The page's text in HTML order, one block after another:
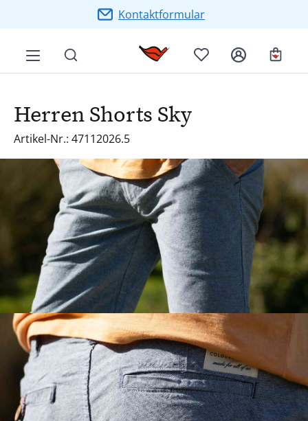
Zum Hauptinhalt springenKontaktformular
Herren Shorts Sky
Artikel-Nr.: 47112026.5
Bildergalerie überspringen